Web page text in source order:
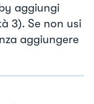
aggiungi
3). Se non usi
aggiungere